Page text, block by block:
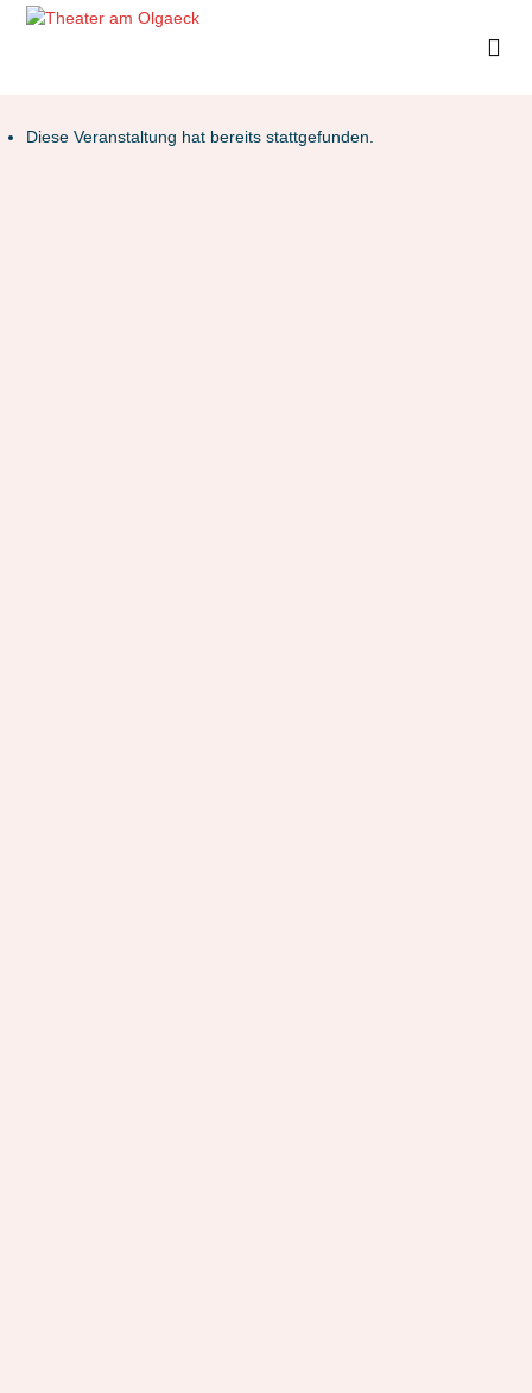
Diese Veranstaltung hat bereits stattgefunden.